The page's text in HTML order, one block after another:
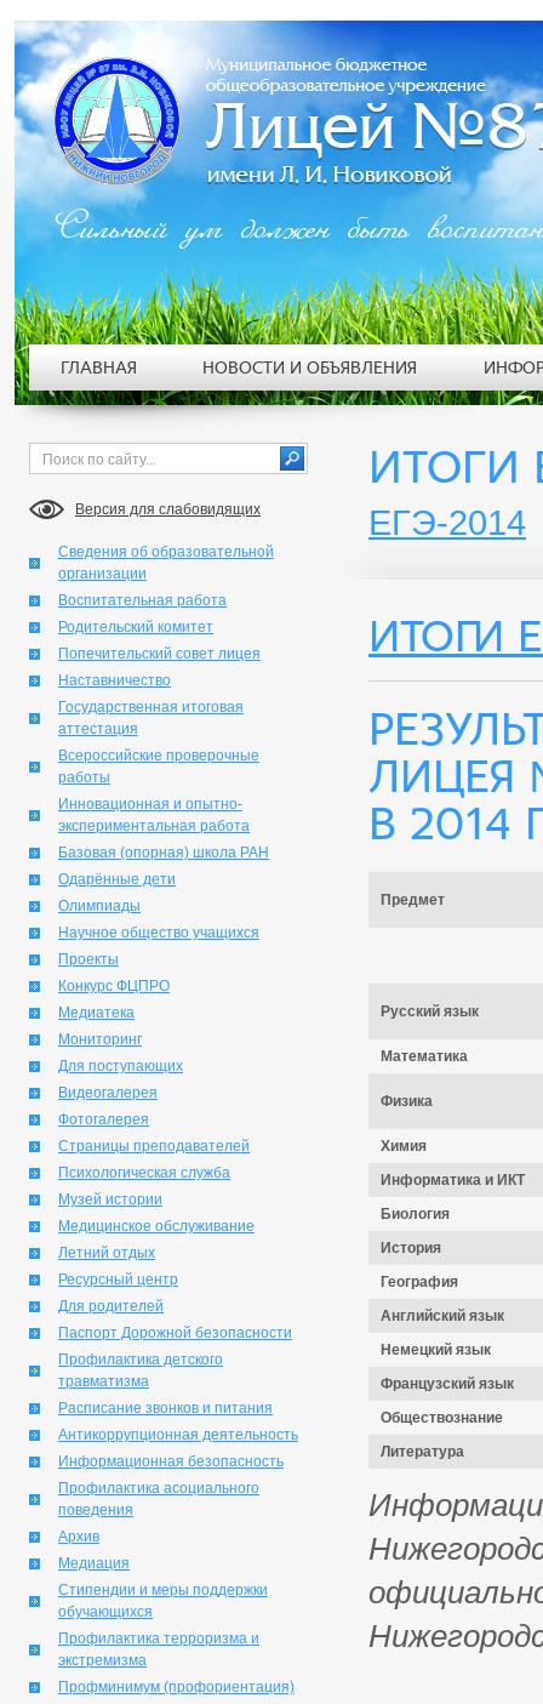
Версия для слабовидящих
Сведения об образовательной
организации
Воспитательная работа
Родительский комитет
Попечительский совет лицея
Наставничество
Государственная итоговая
аттестация
Всероссийские проверочные
работы
Инновационная и опытно-
экспериментальная работа
Базовая (опорная) школа РАН
Одарённые дети
Олимпиады
Научное общество учащихся
Проекты
Конкурс ФЦПРО
Медиатека
Мониторинг
Для поступающих
Видеогалерея
Фотогалерея
Страницы преподавателей
Психологическая служба
Музей истории
Медицинское обслуживание
Летний отдых
Ресурсный центр
Для родителей
Паспорт Дорожной безопасности
Профилактика детского
травматизма
Расписание звонков и питания
Антикоррупционная деятельность
Информационная безопасность
Профилактика асоциального
поведения
Архив
Медиация
Стипендии и меры поддержки
обучающихся
Профилактика терроризма и
экстремизма
Профминимум (профориентация)
ИТОГИ
ЕГЭ-2014
Итоги
лицея
в 2014
Предмет
Русский язык
Математика
Физика
Химия
Информатика и ИКТ
Биология
История
География
Английский язык
Немецкий язык
Французский язык
Обществознание
Литература
Сильный ум должен быть
ГЛАВНАЯ НОВОСТИ И ОБЪЯВЛЕНИЯ